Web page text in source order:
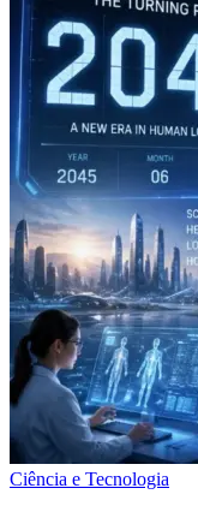
Ciência e Tecnologia